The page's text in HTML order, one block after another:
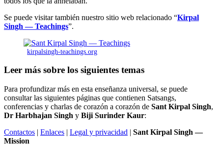
Se puede visitar también nuestro sitio web relacionado “Kirpal
Singh — Teachings”.
kirpalsingh-teachings.org
Leer más sobre los siguientes temas
Para profundizar más en esta enseñanza universal, se puede
consultar las siguientes páginas que contienen Satsangs,
conferencias y charlas de corazón a corazón de Sant Kirpal Singh,
Dr Harbhajan Singh y Biji Surinder Kaur:
Contactos | Enlaces | Legal y privacidad | Sant Kirpal Singh —
Mission